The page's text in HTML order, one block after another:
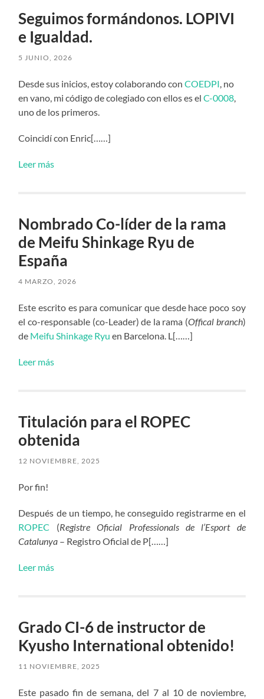
Seguimos formándonos. LOPIVI
e Igualdad.
5 JUNIO, 2026
Desde sus inicios, estoy colaborando conCOEDPI, no
en vano, mi código de colegiado con ellos es elC-0008,
uno de los primeros.
Coincidí con Enric[……]
Leer más
Nombrado Co-líder de la rama
de Meifu Shinkage Ryu de
España
4 MARZO, 2026
Este escrito es para comunicar que desde hace poco soy
el co-responsable (co-Leader) de la rama (Offical branch)
de Meifu Shinkage Ryu en Barcelona. L[……]
Leer más
Titulación para el ROPEC
obtenida
12 NOVIEMBRE, 2025
Por fin!
Después de un tiempo, he conseguido registrarme en el
ROPEC (Registre Oficial Professionals de l’Esport de
Catalunya – Registro Oficial de P[……]
Leer más
Grado CI-6 de instructor de
Kyusho International obtenido!
11 NOVIEMBRE, 2025
Este pasado fin de semana, del 7 al 10 de noviembre,